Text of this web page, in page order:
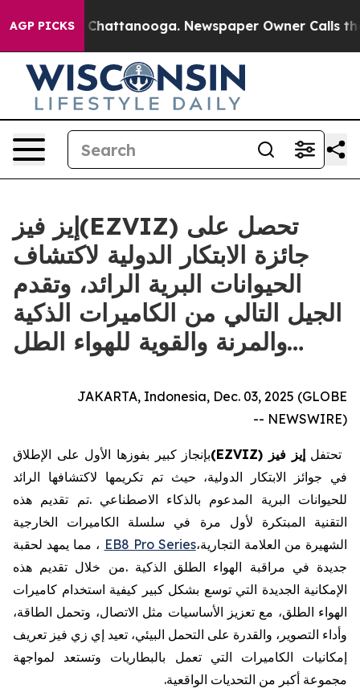
AGP PICKSin Chattanooga. Newspaper Owner Calls the
إيز فيز(EZVIZ) تحصل على
جائزة الابتكار الدولية لاكتشاف
الحيوانات البرية الرائد، وتقدم
الجيل التالي من الكاميرات الذكية
والمرنة والقوية للهواء الطل…
JAKARTA, Indonesia, Dec. 03, 2025 (GLOBE
NEWSWIRE) --
تحتفل إيز فيز (EZVIZ) بإنجاز كبير بفوزها الأول على الإطلاق
في جوائز الابتكار الدولية، حيث تم تكريمها لاكتشافها الرائد
للحيوانات البرية المدعوم بالذكاء الاصطناعي .تم تقديم هذه
التقنية
المبتكرة لأول مرة في سلسلة الكاميرات
الخارجية
الشهيرة من العلامة التجارية،EB8 Pro Series ، مما يمهد لحقبة
جديدة في مراقبة الهواء الطلق الذكية .من خلال تقديم هذه
الإمكانية الجديدة التي توسع بشكل كبير كيفية استخدام كاميرات
الهواء الطلق، مع تعزيز الأساسيات مثل الاتصال، وتحمل الطاقة،
وأداء التصوير، والقدرة على التحمل البيئي، تعيد إي زي فيز تعريف
إمكانيات
الكاميرات التي تعمل بالبطاريات وتستعد
لمواجهة
مجموعة أكبر من التحديات الواقعية.